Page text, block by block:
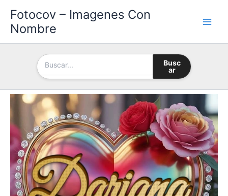
contenido
Fotocov – Imagenes Con
Nombre
Busc
ar